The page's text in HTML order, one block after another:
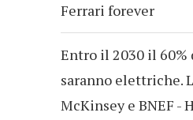
Ferrari forever
Entro il 2030 il 60%
saranno elettriche.
McKinsey e BNEF -